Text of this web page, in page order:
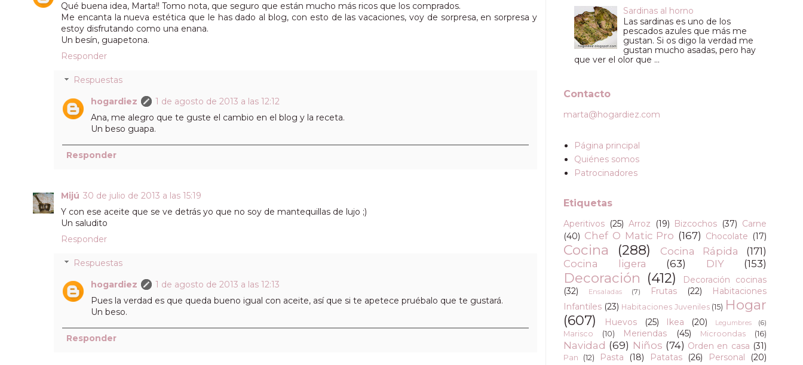
Qué buena idea, Marta!! Tomo nota, que seguro que están mucho más ricos que los comprados.
Me encanta la nueva estética que le has dado al blog, con esto de las vacaciones, voy de sorpresa, en sorpresa y
estoy disfrutando como una enana.
Un besín, guapetona.
Responder
Respuestas
hogardiez
1 de agosto de 2013 a las 12:12
Ana, me alegro que te guste el cambio en el blog y la receta.
Un beso guapa.
Responder
Mijú 30 de julio de 2013 a las 15:19
Y con ese aceite que se ve detrás yo que no soy de mantequillas de lujo ;)
Un saludito
Responder
Respuestas
hogardiez
1 de agosto de 2013 a las 12:13
Pues la verdad es que queda bueno igual con aceite, así que si te apetece pruébalo que te gustará.
Un beso.
Responder
Sardinas al horno
Las sardinas es uno de los
pescados azules que más me
gustan. Si os digo la verdad me
gustan mucho asadas, pero hay
que ver el olor que ...
Contacto
marta@hogardiez.com
Página principal
Quiénes somos
Patrocinadores
Etiquetas
Aperitivos (25) Arroz (19) Bizcochos (37) Carne
(40) Chef O Matic Pro (167) Chocolate (17)
Cocina (288) Cocina Rápida
(171)
Cocina ligera
(63) DIY (153)
Decoración (412)
Decoración cocinas
(32)
Ensaladas (7) Frutas (22)
Habitaciones
Infantiles (23) Habitaciones Juveniles (15) Hogar
(607)
Huevos (25) Ikea (20) Legumbres (6)
Marisco (10) Meriendas (45) Microondas (16)
Navidad (69) Niños (74) Orden en casa (31)
Pan (12) Pasta (18) Patatas (26) Personal
(20)